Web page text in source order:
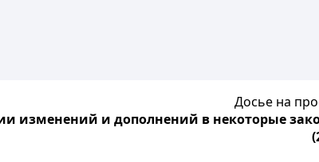
Досье на
изменений и дополнений в некоторые